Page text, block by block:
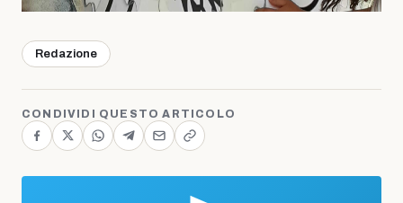
Redazione
CONDIVIDI QUESTO ARTICOLO